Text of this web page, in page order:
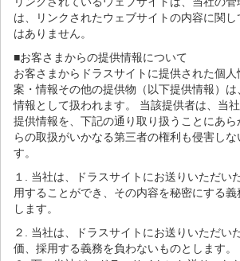
は、リンクされたウェブサイトの内容に関
はありません。
■お客さまからの提供情報について
お客さまからドラスサイトに提供された個
案・情報その他の提供物（以下提供情報）
情報として扱われます。 当該提供者は、当
提供情報を、下記の通り取り扱うことにあ
らの取扱がいかなる第三者の権利も侵害しな
す。
１. 当社は、ドラスサイトにお送りいただい
用することができ、その内容を秘密にする義
します。
２. 当社は、ドラスサイトにお送りいただい
価、採用する義務を負わないものとします。